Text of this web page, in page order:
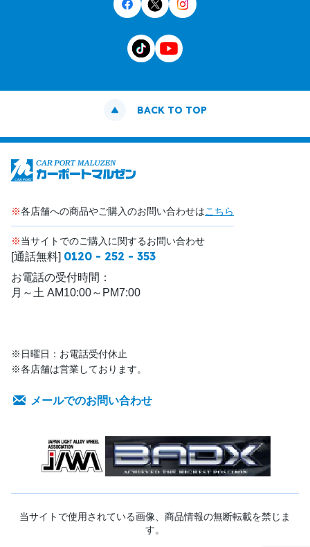
BACK TO TOP
※各店舗への商品やご購入のお問い合わせはこちら
※当サイトでのご購入に関するお問い合わせ
[通話無料] 0120 - 252 - 353
お電話の受付時間：
月～土 AM10:00～PM7:00
※日曜日：お電話受付休止
※各店舗は営業しております。
メールでのお問い合わせ
当サイトで使用されている画像、商品情報の無断転載を禁じま
す。